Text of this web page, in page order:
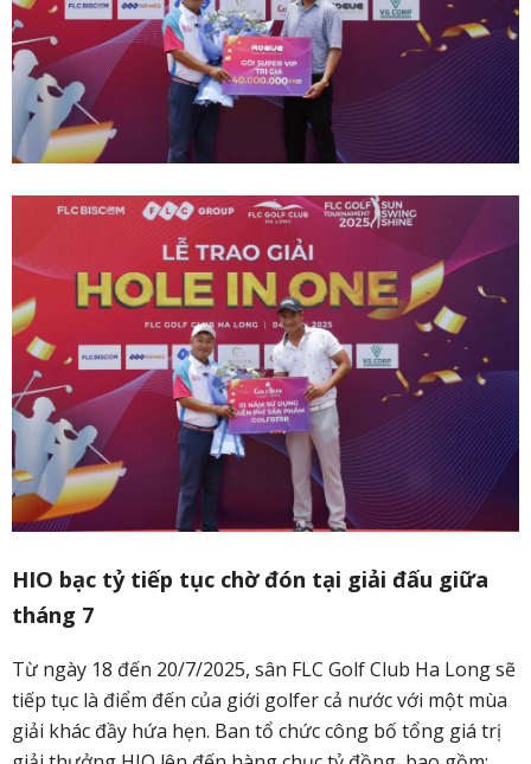
HIO bạc tỷ tiếp tục chờ đón tại giải đấu giữa
tháng 7
Từ ngày 18 đến 20/7/2025, sân FLC Golf Club Ha Long sẽ
tiếp tục là điểm đến của giới golfer cả nước với một mùa
giải khác đầy hứa hẹn. Ban tổ chức công bố tổng giá trị